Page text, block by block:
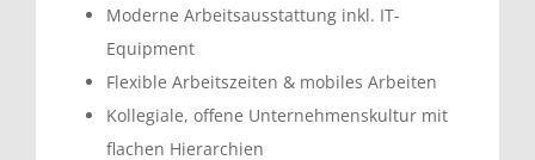
Moderne Arbeitsausstattung inkl. IT-
Equipment
Flexible Arbeitszeiten & mobiles Arbeiten
Kollegiale, offene Unternehmenskultur mit
flachen Hierarchien